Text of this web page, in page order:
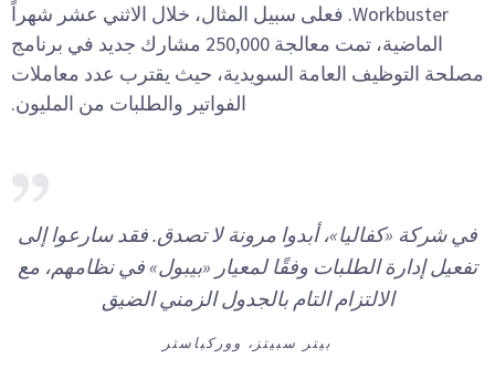
Workbuster. فعلى سبيل المثال، خلال الاثني عشر شهراً
الماضية، تمت معالجة 250,000 مشارك جديد في برنامج
مصلحة التوظيف العامة السويدية، حيث يقترب عدد معاملات
الفواتير والطلبات من المليون.
في شركة «كفاليا»، أبدوا مرونة لا تصدق. فقد سارعوا إلى
تفعيل إدارة الطلبات وفقًا لمعيار «بيبول» في نظامهم، مع
الالتزام التام بالجدول الزمني الضيق
بيتر سبيتز، ووركباستر